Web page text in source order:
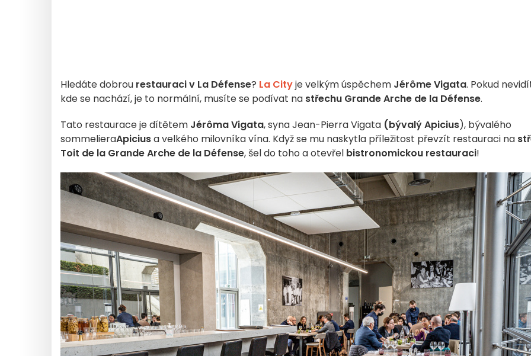
Hledáte dobrou restauraci v La Défense? La Cityje velkým úspěchem Jérôme Vigata. Pokud
kde se nachází, je to normální, musíte se podívat na střechu Grande Arche de la Défense.
Tato restaurace je dítětem Jérôma Vigata, syna Jean-Pierra Vigata (bývalý Apicius), bývalého
sommelieraApiciusa velkého milovníka vína. Když se mu naskytla příležitost převzít restauraci na
Toit de la Grande Arche de la Défense, šel do toho a otevřel bistronomickou restauraci!